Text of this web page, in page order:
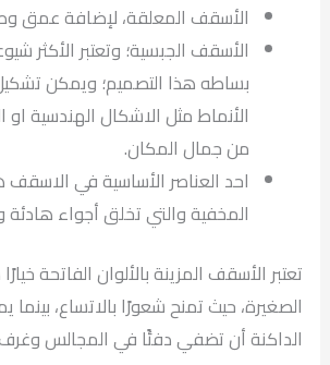
الأسقف المعلقة، لإضافة عمق
الأسقف الجبسية؛ وتعتبر الأكثر
بساطه هذا التصميم؛ ويمكن
الأنماط مثل الاشكال الهندسية او
من جمال المكان.
احد العناصر الأساسية في
المخفية والتي تخلق أجواء هادئة
تعتبر الأسقف المزينة بالألوان الفاتحة
الصغيرة، حيث تمنح شعورًا بالاتساع، بينما
الداكنة أن تضفي دفئًا في المجالس وغرف